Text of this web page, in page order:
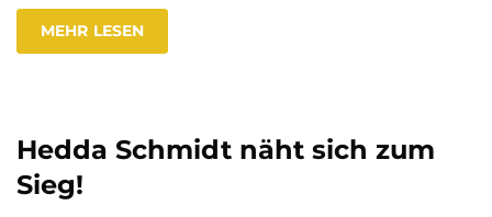
MEHR LESEN
Hedda Schmidt näht sich zum
Sieg!